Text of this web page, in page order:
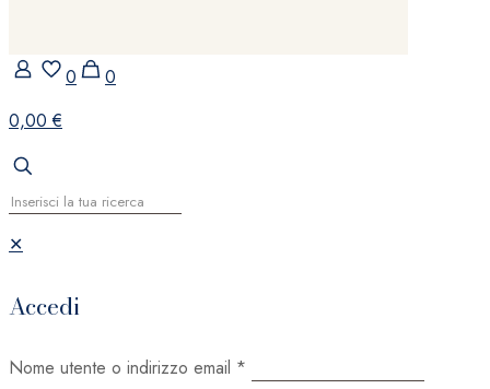
0
0
0,00 €
✕
Accedi
Nome utente o indirizzo email *